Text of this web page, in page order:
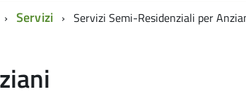
Servizi Servizi Semi-Residenziali per